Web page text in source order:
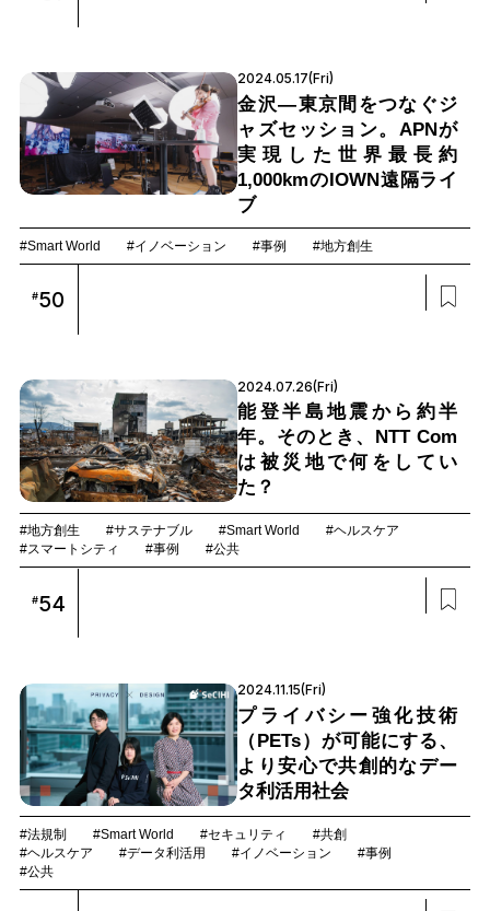
2024.05.17(Fri)
金沢―東京間をつなぐジ
ャズセッション。APNが
実現した世界最長約
1,000kmのIOWN遠隔ライ
ブ
#Smart World #イノベーション #事例 #地方創生
#50
2024.07.26(Fri)
能登半島地震から約半
年。そのとき、NTT Com
は被災地で何をしてい
た？
#地方創生 #サステナブル #Smart World
#ヘルスケア
#スマートシティ
#事例 #公共
#54
2024.11.15(Fri)
プライバシー強化技術
（PETs）が可能にする、
より安心で共創的なデー
タ利活用社会
#法規制 #Smart World #セキュリティ
#共創
#ヘルスケア
#データ利活用 #イノベーション
#事例
#公共